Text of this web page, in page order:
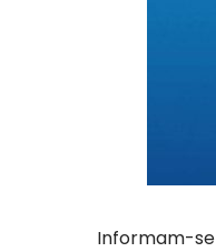
Informam-se